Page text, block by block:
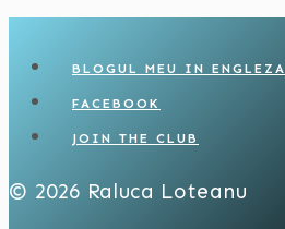
BLOGUL MEU IN ENGLEZA
FACEBOOK
JOIN THE CLUB
© 2026 Raluca Loteanu